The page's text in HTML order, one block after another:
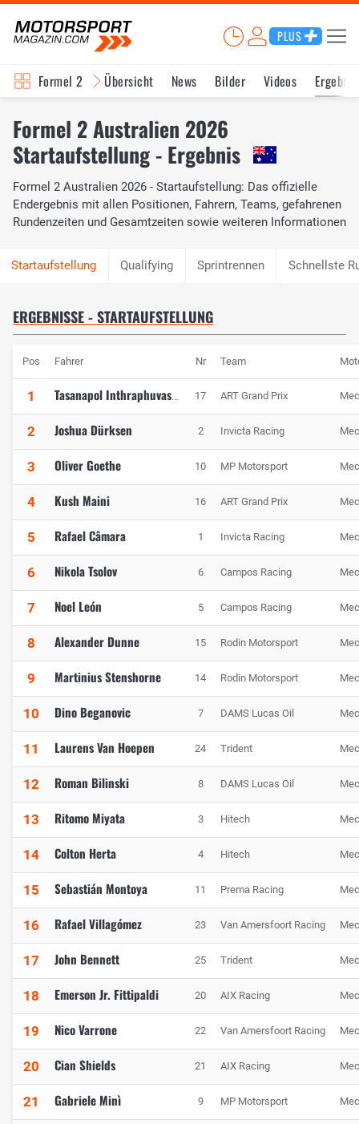
PLUS
Formel 2 Übersicht News Bilder Videos
Formel 2 Australien 2026
Startaufstellung - Ergebnis
Formel 2 Australien 2026 - Startaufstellung: Das offizielle
Endergebnis mit allen Positionen, Fahrern, Teams, gefahrenen
Rundenzeiten und Gesamtzeiten sowie weiteren Informationen
Qualifying Sprintrennen Schnellste
ERGEBNISSE - STARTAUFSTELLUNG
Pos Fahrer Nr Team
1 Tasanapol Inthraphuvasak 17 ART Grand Prix
2 Joshua Dürksen 2 Invicta Racing
3 Oliver Goethe 10 MP Motorsport
4 Kush Maini 16 ART Grand Prix
5 Rafael Câmara 1 Invicta Racing
6 Nikola Tsolov 6 Campos Racing
7 Noel León 5 Campos Racing
8 Alexander Dunne 15 Rodin Motorsport
9 Martinius Stenshorne 14 Rodin Motorsport
10 Dino Beganovic 7 DAMS Lucas Oil
11 Laurens Van Hoepen 24 Trident
12 Roman Bilinski 8 DAMS Lucas Oil
13 Ritomo Miyata 3 Hitech
14 Colton Herta 4 Hitech
15 Sebastián Montoya 11 Prema Racing
16 Rafael Villagómez 23 Van Amersfoort Racing
17 John Bennett 25 Trident
18 Emerson Jr. Fittipaldi 20 AIX Racing
19 Nico Varrone 22 Van Amersfoort Racing
20 Cian Shields 21 AIX Racing
21 Gabriele Minì 9 MP Motorsport